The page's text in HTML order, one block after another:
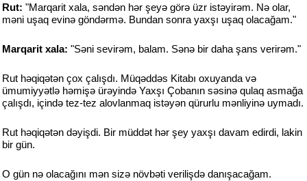
Rut: "Marqarit xala, səndən hər şeyə görə üzr istəyirəm. Nə olar,
məni uşaq evinə göndərmə. Bundan sonra yaxşı uşaq olacağam."
Marqarit xala: "Səni sevirəm, balam. Sənə bir daha şans verirəm."
Rut həqiqətən çox çalışdı. Müqəddəs Kitabı oxuyanda və
ümumiyyətlə həmişə ürəyində Yaxşı Çobanın səsinə qulaq asmağa
çalışdı, içində tez-tez alovlanmaq istəyən qürurlu mənliyinə uymadı.
Rut həqiqətən dəyişdi. Bir müddət hər şey yaxşı davam edirdi, lakin
bir gün.
O gün nə olacağını mən sizə növbəti verilişdə danışacağam.